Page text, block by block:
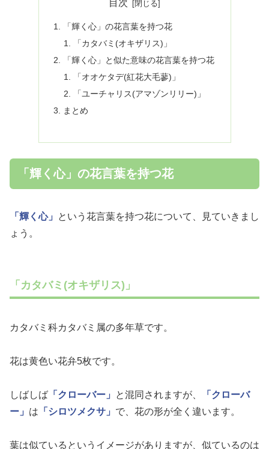
目次
「輝く心」の花言葉を持つ花
「カタバミ(オキザリス)」
「輝く心」と似た意味の花言葉を持つ花
「オオケタデ(紅花大毛蓼)」
「ユーチャリス(アマゾンリリー)」
まとめ
「輝く心」の花言葉を持つ花
「輝く心」
という花言葉を持つ花について、見ていきまし
ょう。
「カタバミ(オキザリス)」
カタバミ科カタバミ属の多年草です。
花は黄色い花弁5枚です。
しばしば 「クローバー」 と混同されますが、
「クローバ
ー」 は 「シロツメクサ」 で、花の形が全く違います。
葉は似ているというイメージがありますが、似ているのは